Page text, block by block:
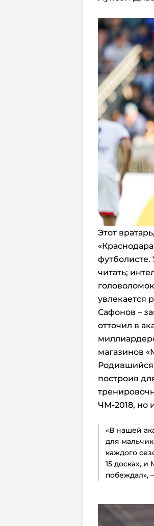
Этот
футболисте.
читать;
увлекается
Сафонов –
отточил в
магазинов
Родившийся
построив
ЧМ-2018, но
«В нашей
для
каждого
15 досках,
побеждал»,